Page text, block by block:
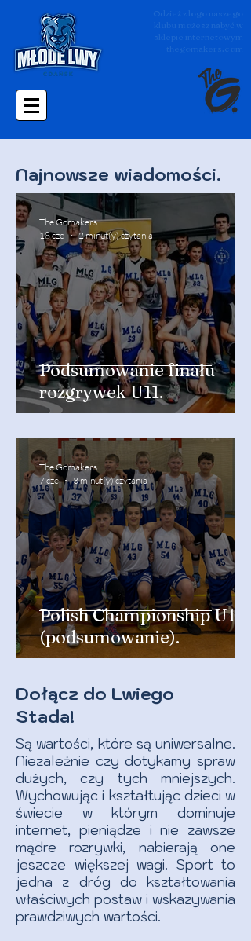
Odzież z logo naszego
klubu możesz nabyć w
sklepie internetowym
thegomakers.com
Najnowsze wiadomości.
Podsumowanie finału
rozgrywek U11.
The Gomakers
18 cze
2 minut(y) czytania
Polish Championship U12
(podsumowanie).
The Gomakers
7 cze
3 minut(y) czytania
Dołącz do Lwiego
Stada!
Są wartości, które są uniwersalne.
Niezależnie czy dotykamy spraw
dużych, czy tych mniejszych.
Wychowując i kształtując dzieci w
świecie w którym dominuje
internet, pieniądze i nie zawsze
mądre rozrywki, nabierają one
jeszcze większej wagi. Sport to
jedna z dróg do kształtowania
właściwych postaw i wskazywania
prawdziwych wartości.